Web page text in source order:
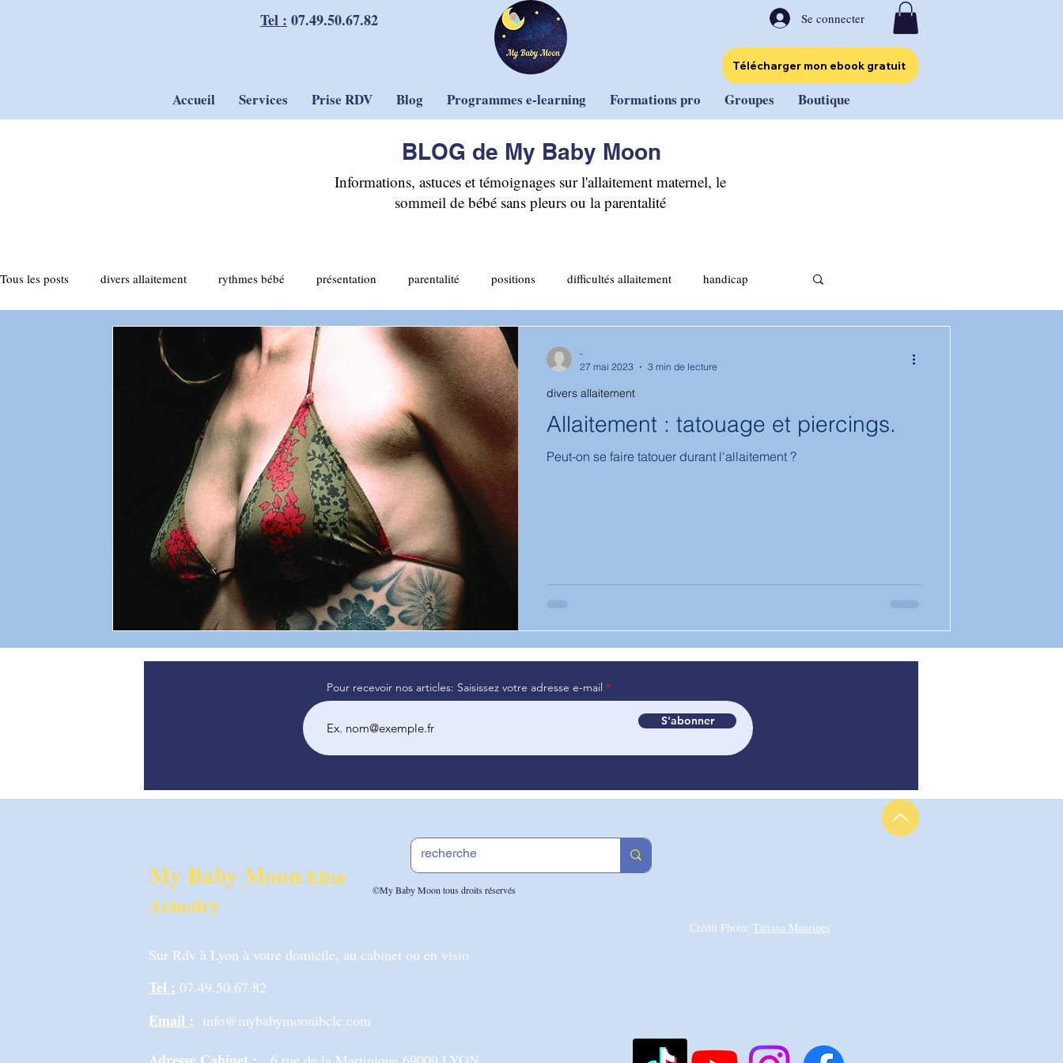
Tel : 07.49.50.67.82 Se connecter
Télécharger mon ebook gratuit
Accueil Services Prise RDV Blog Programmes e-learning Formations pro Groupes Boutique
BLOG de My Baby Moon
Informations, astuces et témoignages sur l'allaitement maternel, le
sommeil de bébé sans pleurs ou la parentalité
Tous les posts divers allaitement rythmes bébé présentation parentalité positions difficultés allaitement handicap
tirage du lait compléments allaitement mixte sommeil et sécurité
Attachement psychologie biberon médicaments
sommeil
Allaitement : tatouage et piercings.
Peut-on se faire tatouer durant l'allaitement ?
divers allaitement
-
27 mai 2023
3 min de lecture
Pour recevoir nos articles: Saisissez votre adresse e-mail
S'abonner
My Baby Moon Elise
Armoiry
©My Baby Moon tous droits réservés
Crédit Photo: Tatiana Maurines
Sur Rdv à Lyon à votre domicile, au cabinet ou en visio
Tel : 07.49.50.67.82
Email : info@mybabymoonibclc.com